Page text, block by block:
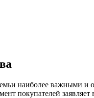
наиболее важными
покупателей заявляет